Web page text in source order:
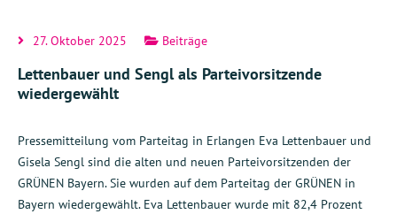
27. Oktober 2025 Beiträge
Lettenbauer und Sengl als Parteivorsitzende
wiedergewählt
Pressemitteilung vom Parteitag in Erlangen Eva Lettenbauer und
Gisela Sengl sind die alten und neuen Parteivorsitzenden der
GRÜNEN Bayern. Sie wurden auf dem Parteitag der GRÜNEN in
Bayern wiedergewählt. Eva Lettenbauer wurde mit 82,4 Prozent